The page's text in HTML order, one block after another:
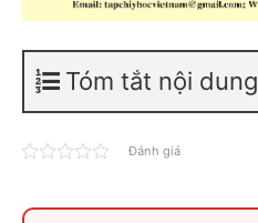
Tóm tắt nội dung
Đánh giá